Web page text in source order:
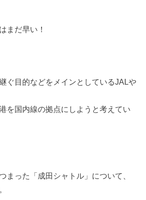
まだ早い！
ぐ目的などをメインとしているJALや
を国内線の拠点にしようと考えてい
まった「成田シャトル」について、